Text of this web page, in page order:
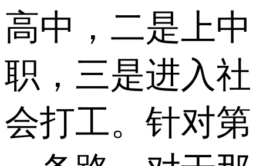
高中，二是上中
职，三是进入社
会打工。针对第